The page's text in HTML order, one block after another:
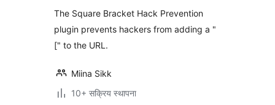
The Square Bracket Hack Prevention
plugin prevents hackers from adding a "
[" to the URL.
Miina Sikk
10+ सक्रिय स्थापना